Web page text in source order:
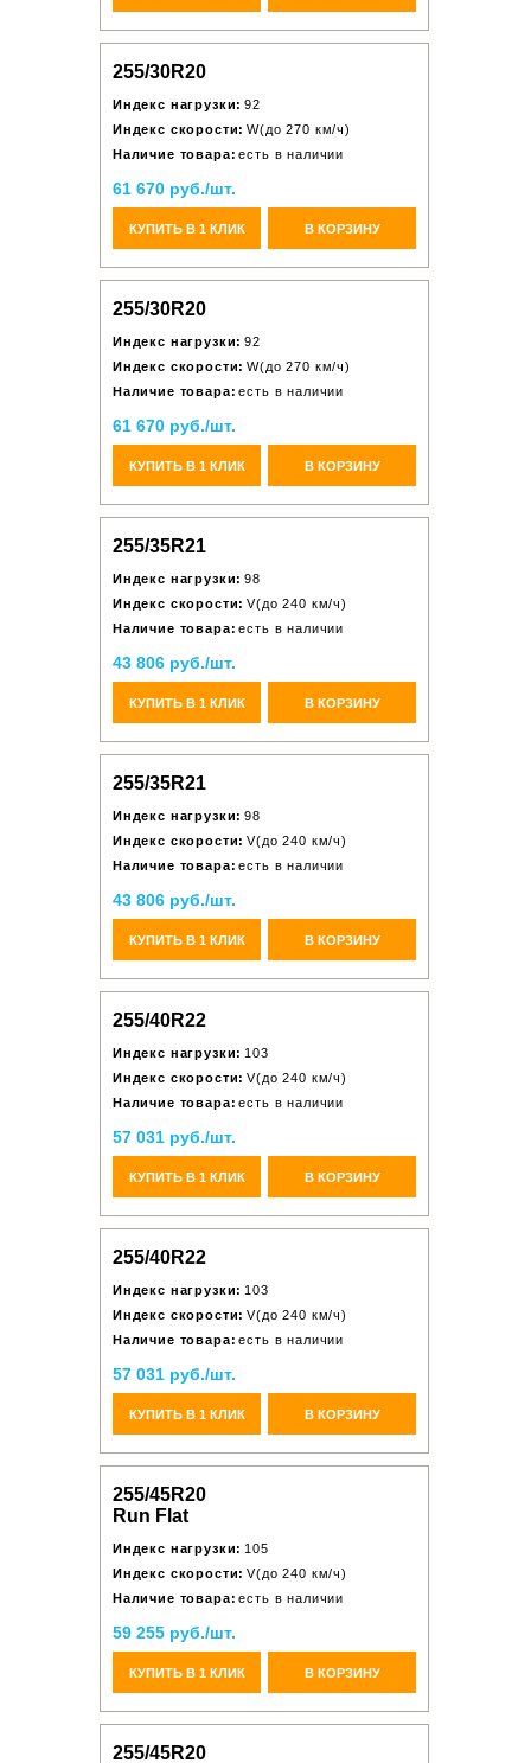
255/30R20
Индекс нагрузки: 92
Индекс скорости: W(до 270 км/ч)
Наличие товара: есть в наличии
61 670 руб./шт.
КУПИТЬ В 1 КЛИК В КОРЗИНУ
255/30R20
Индекс нагрузки: 92
Индекс скорости: W(до 270 км/ч)
Наличие товара: есть в наличии
61 670 руб./шт.
КУПИТЬ В 1 КЛИК В КОРЗИНУ
255/35R21
Индекс нагрузки: 98
Индекс скорости: V(до 240 км/ч)
Наличие товара: есть в наличии
43 806 руб./шт.
КУПИТЬ В 1 КЛИК В КОРЗИНУ
255/35R21
Индекс нагрузки: 98
Индекс скорости: V(до 240 км/ч)
Наличие товара: есть в наличии
43 806 руб./шт.
КУПИТЬ В 1 КЛИК В КОРЗИНУ
255/40R22
Индекс нагрузки: 103
Индекс скорости: V(до 240 км/ч)
Наличие товара: есть в наличии
57 031 руб./шт.
КУПИТЬ В 1 КЛИК В КОРЗИНУ
255/40R22
Индекс нагрузки: 103
Индекс скорости: V(до 240 км/ч)
Наличие товара: есть в наличии
57 031 руб./шт.
КУПИТЬ В 1 КЛИК В КОРЗИНУ
255/45R20
Run Flat
Индекс нагрузки: 105
Индекс скорости: V(до 240 км/ч)
Наличие товара: есть в наличии
59 255 руб./шт.
КУПИТЬ В 1 КЛИК В КОРЗИНУ
255/45R20